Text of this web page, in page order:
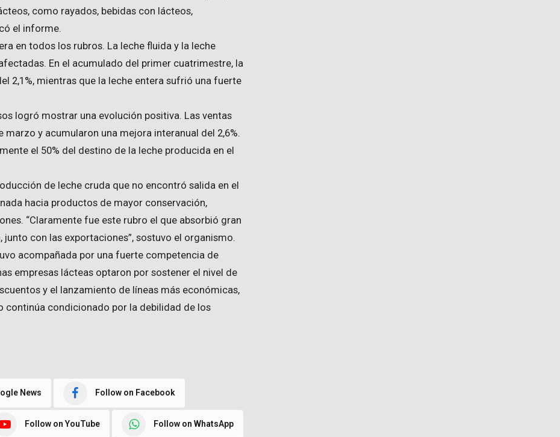
como rayados, bebidas con lácteos,
el informe.
en todos los rubros. La leche fluida y la leche
En el acumulado del primer cuatrimestre, la
2,1%, mientras que la leche entera sufrió una fuerte
logró mostrar una evolución positiva. Las ventas
marzo y acumularon una mejora interanual del 2,6%.
el 50% del destino de la leche producida en el
de leche cruda que no encontró salida en el
hacia productos de mayor conservación,
“Claramente fue este rubro el que absorbió gran
con las exportaciones”, sostuvo el organismo.
acompañada por una fuerte competencia de
empresas lácteas optaron por sostener el nivel de
y el lanzamiento de líneas más económicas,
continúa condicionado por la debilidad de los
News Follow on Facebook
Follow on YouTube Follow on WhatsApp